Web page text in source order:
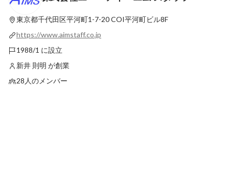
挑戦！先端技術チームが語る、新しい分野
への取組！
最新順で表示 最新順で表示
東京都千代田区平河町1-7-20COI平河町ビル8F
https://www.aimstaff.co.jp
1988/1 に設立
新井 則明 が創業
28人のメンバー